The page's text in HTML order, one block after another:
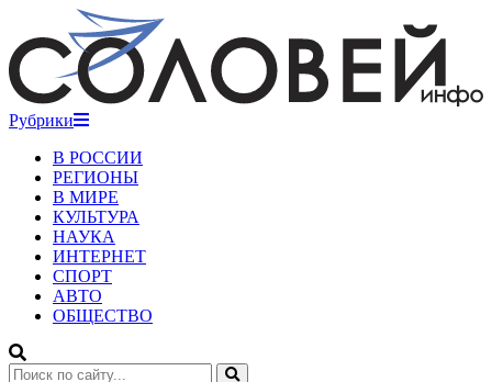
Рубрики
В РОССИИ
РЕГИОНЫ
В МИРЕ
КУЛЬТУРА
НАУКА
ИНТЕРНЕТ
СПОРТ
АВТО
ОБЩЕСТВО